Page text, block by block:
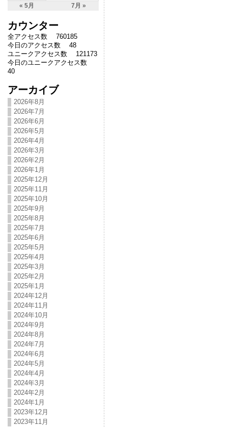
« 5月 7月 »
カウンター
全アクセス数 760185
今日のアクセス数 48
ユニークアクセス数 121173
今日のユニークアクセス数
40
アーカイブ
2026年8月
2026年7月
2026年6月
2026年5月
2026年4月
2026年3月
2026年2月
2026年1月
2025年12月
2025年11月
2025年10月
2025年9月
2025年8月
2025年7月
2025年6月
2025年5月
2025年4月
2025年3月
2025年2月
2025年1月
2024年12月
2024年11月
2024年10月
2024年9月
2024年8月
2024年7月
2024年6月
2024年5月
2024年4月
2024年3月
2024年2月
2024年1月
2023年12月
2023年11月